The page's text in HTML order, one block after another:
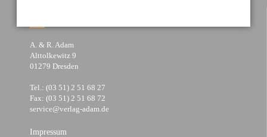
A. & R. Adam
Alttolkewitz 9
01279 Dresden
Tel.: (03 51) 2 51 68 27
Fax: (03 51) 2 51 68 72
service@verlag-adam.de
Impressum